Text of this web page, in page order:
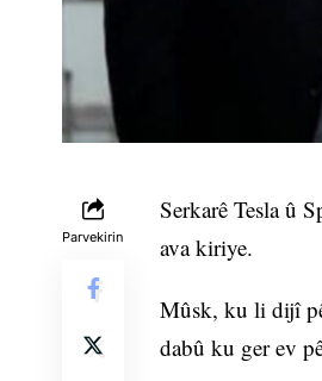
Parvekirin
Serkarê Tesla û
ava kiriye.
Mûsk, ku li dijî
dabû ku ger ev